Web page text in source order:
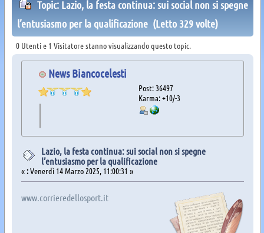
Topic: Lazio, la festa continua: sui social non si spegne
l’entusiasmo per la qualificazione (Letto 329 volte)
0 Utenti e 1 Visitatore stanno visualizzando questo topic.
News Biancocelesti
Post: 36497
Karma: +10/-3
Lazio, la festa continua: sui social non si spegne
l’entusiasmo per la qualificazione
«:Venerdì 14 Marzo 2025, 11:00:31 »
www.corrieredellosport.it